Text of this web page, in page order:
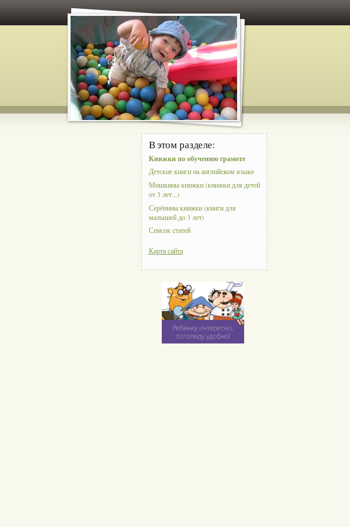
В этом разделе:
Книжки по обучению грамоте
Детские книги на английском языке
Мишкины книжки (книжки для детей
от 3 лет...)
Серёнины книжки (книги для
малышей до 3 лет)
Список статей
Карта сайта